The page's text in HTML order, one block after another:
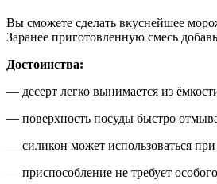
Вы сможете сделать вкуснейшее
Заранее приготовленную смесь
Достоинства:
— десерт легко вынимается из
— поверхность посуды быстро
— силикон может использоваться
— приспособление не требует